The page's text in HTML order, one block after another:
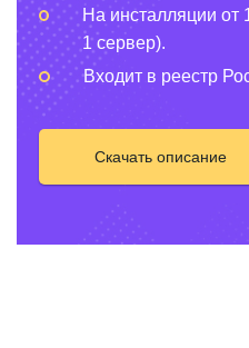
На инсталляции от
1 сервер).
Входит в реестр
Скачать описание